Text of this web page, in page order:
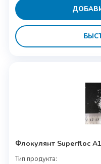
Флокулянт Superfloc
Тип продукта: